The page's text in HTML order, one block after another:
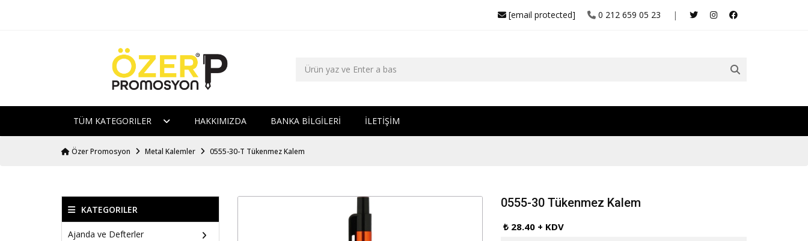
|
0 212 659 05 23
[email protected]
TÜM KATEGORILER HAKKIMIZDA BANKA BİLGİLERİ İLETİŞİM
Özer Promosyon Metal Kalemler 0555-30-T Tükenmez Kalem
KATEGORILER
Ajanda ve Defterler
0555-30 Tükenmez Kalem
₺ 28.40 + KDV